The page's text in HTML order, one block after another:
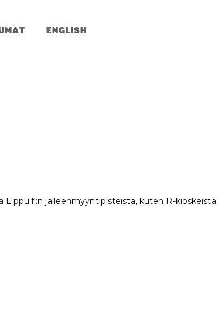
ENGLISH
jälleenmyyntipisteistä, kuten R-kioskeista.